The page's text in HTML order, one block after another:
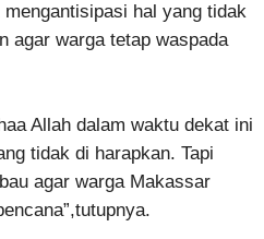
hal yang tidak
agar warga tetap waspada
Allah dalam waktu dekat ini
tidak di harapkan. Tapi
agar warga Makassar